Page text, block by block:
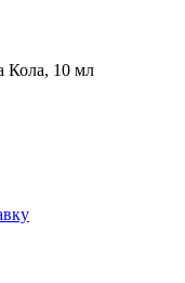
Кола, 10 мл